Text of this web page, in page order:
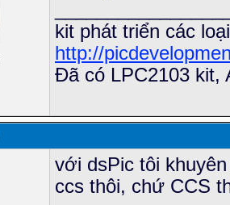
kit phát triển các
http://
Đã có LPC2103 kit,
với dsPic tôi
ccs thôi, chứ CCS